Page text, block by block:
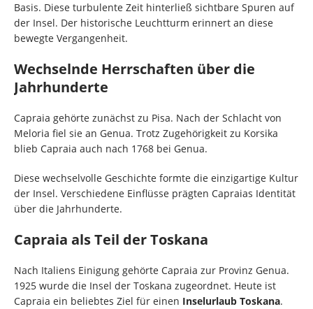
Basis. Diese turbulente Zeit hinterließ sichtbare Spuren auf
der Insel. Der historische Leuchtturm erinnert an diese
bewegte Vergangenheit.
Wechselnde Herrschaften über die
Jahrhunderte
Capraia gehörte zunächst zu Pisa. Nach der Schlacht von
Meloria fiel sie an Genua. Trotz Zugehörigkeit zu Korsika
blieb Capraia auch nach 1768 bei Genua.
Diese wechselvolle Geschichte formte die einzigartige Kultur
der Insel. Verschiedene Einflüsse prägten Capraias Identität
über die Jahrhunderte.
Capraia als Teil der Toskana
Nach Italiens Einigung gehörte Capraia zur Provinz Genua.
1925 wurde die Insel der Toskana zugeordnet. Heute ist
Capraia ein beliebtes Ziel für einen Inselurlaub Toskana.